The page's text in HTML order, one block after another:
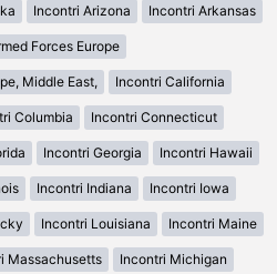
Incontri Arizona Incontri Arkansas
Forces Europe
Middle East, Incontri California
Columbia Incontri Connecticut
Incontri Georgia Incontri Hawaii
Incontri Indiana Incontri Iowa
Incontri Louisiana Incontri Maine
Massachusetts Incontri Michigan